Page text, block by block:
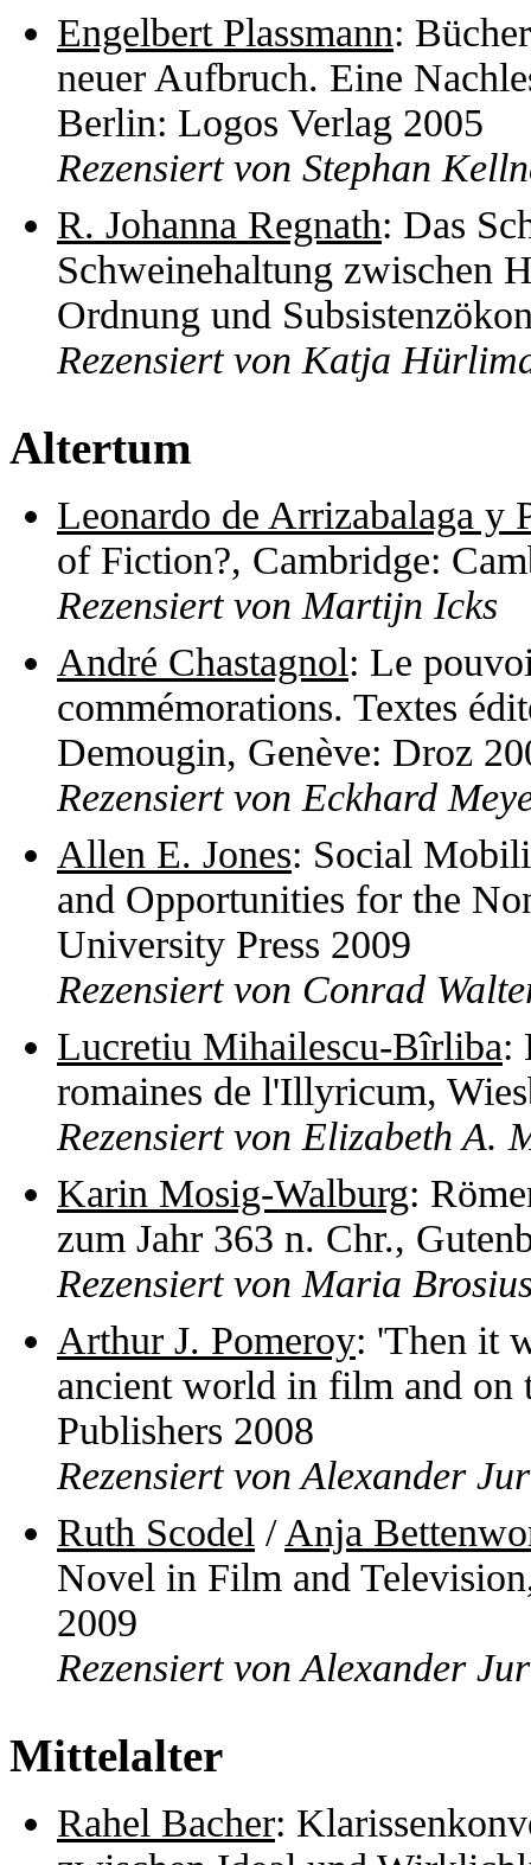
Engelbert Plassmann:
neuer Aufbruch. Eine
Berlin: Logos Verlag 2005
Rezensiert von Stephan
R. Johanna Regnath: Das
Schweinehaltung zwischen
Ordnung und
Rezensiert von Katja
Altertum
Leonardo de Arrizabalaga y
of Fiction?, Cambridge:
Rezensiert von Martijn Icks
André Chastagnol: Le
commémorations. Textes
Demougin, Genève: Droz
Rezensiert von Eckhard
Allen E. Jones: Social
and Opportunities for the
University Press 2009
Rezensiert von Conrad
Lucretiu Mihailescu-Bîrliba:
romaines de l'Illyricum,
Rezensiert von Elizabeth A.
Karin Mosig-Walburg:
zum Jahr 363 n. Chr.,
Rezensiert von Maria
Arthur J. Pomeroy: 'Then it
ancient world in film and
Publishers 2008
Rezensiert von Alexander
Ruth Scodel / Anja
Novel in Film and
2009
Rezensiert von Alexander
Mittelalter
Rahel Bacher: